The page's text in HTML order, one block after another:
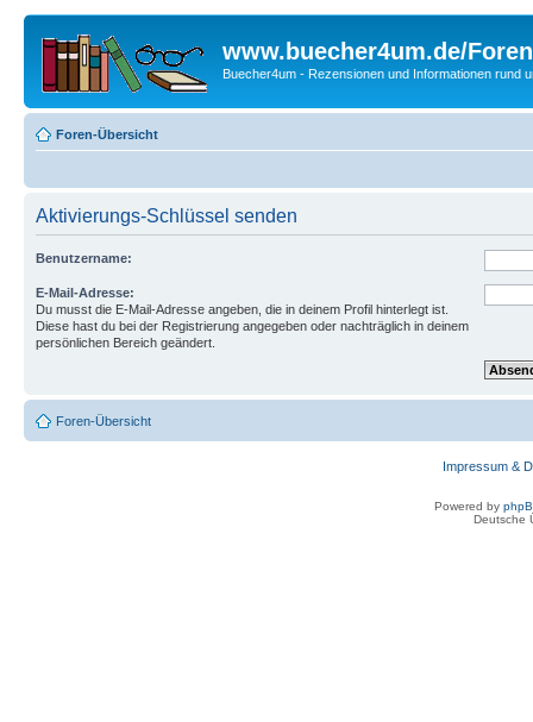
www.buecher4um.de/Foren
Buecher4um - Rezensionen und Informationen rund
Foren-Übersicht
Aktivierungs-Schlüssel senden
Benutzername:
E-Mail-Adresse:
Du musst die E-Mail-Adresse angeben, die in deinem Profil hinterlegt ist.
Diese hast du bei der Registrierung angegeben oder nachträglich in deinem
persönlichen Bereich geändert.
Foren-Übersicht
Impressum &
Powered by
Deutsche